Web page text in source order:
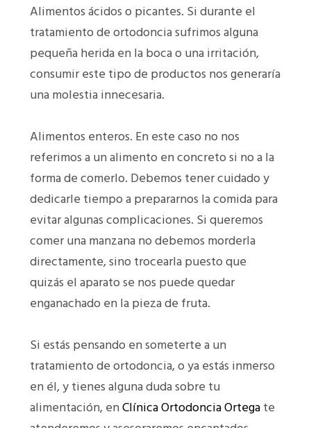
Alimentos ácidos o picantes. Si durante el
tratamiento de ortodoncia sufrimos alguna
pequeña herida en la boca o una irritación,
consumir este tipo de productos nos generaría
una molestia innecesaria.
Alimentos enteros. En este caso no nos
referimos a un alimento en concreto si no a la
forma de comerlo. Debemos tener cuidado y
dedicarle tiempo a prepararnos la comida para
evitar algunas complicaciones. Si queremos
comer una manzana no debemos morderla
directamente, sino trocearla puesto que
quizás el aparato se nos puede quedar
enganachado en la pieza de fruta.
Si estás pensando en someterte a un
tratamiento de ortodoncia, o ya estás inmerso
en él, y tienes alguna duda sobre tu
alimentación, enClínica Ortodoncia Ortegate